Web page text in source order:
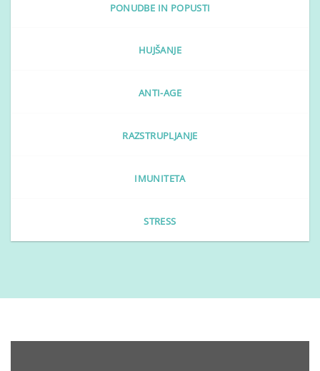
PONUDBE IN POPUSTI
HUJŠANJE
ANTI-AGE
RAZSTRUPLJANJE
IMUNITETA
STRESS